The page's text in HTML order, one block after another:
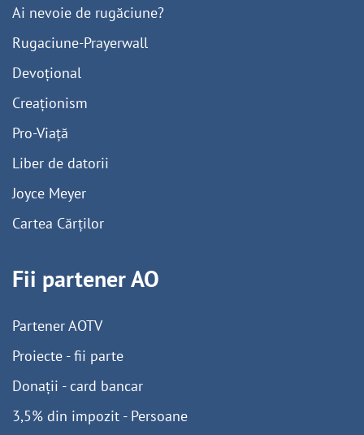
Ai nevoie de rugăciune?
Rugaciune-Prayerwall
Devoțional
Creaționism
Pro-Viață
Liber de datorii
Joyce Meyer
Cartea Cărților
Fii partener AO
Partener AOTV
Proiecte - fii parte
Donații - card bancar
3,5% din impozit - Persoane